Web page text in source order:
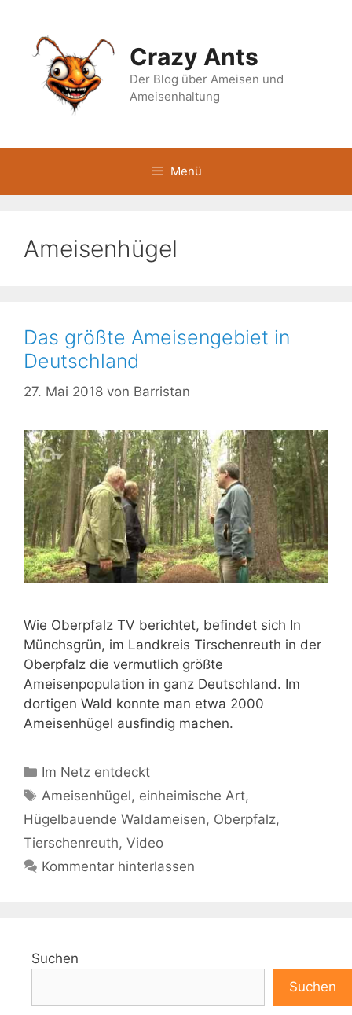
springen
Crazy Ants
Der Blog über Ameisen und
Ameisenhaltung
Menü
Ameisenhügel
Das größte Ameisengebiet in
Deutschland
27. Mai 2018 von Barristan
Wie Oberpfalz TV berichtet, befindet sich In
Münchsgrün, im Landkreis Tirschenreuth in der
Oberpfalz die vermutlich größte
Ameisenpopulation in ganz Deutschland. Im
dortigen Wald konnte man etwa 2000
Ameisenhügel ausfindig machen.
Kategorien
Im Netz entdeckt
Schlagwörter
Ameisenhügel, einheimische Art,
Hügelbauende Waldameisen, Oberpfalz,
Tierschenreuth, Video
Kommentar hinterlassen
Suchen
Suchen